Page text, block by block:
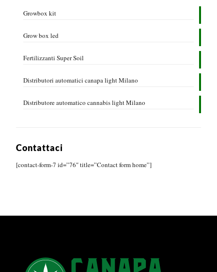
Growbox kit
Grow box led
Fertilizzanti Super Soil
Distributori automatici canapa light Milano
Distributore automatico cannabis light Milano
Contattaci
[contact-form-7 id=”76″ title=”Contact form home”]